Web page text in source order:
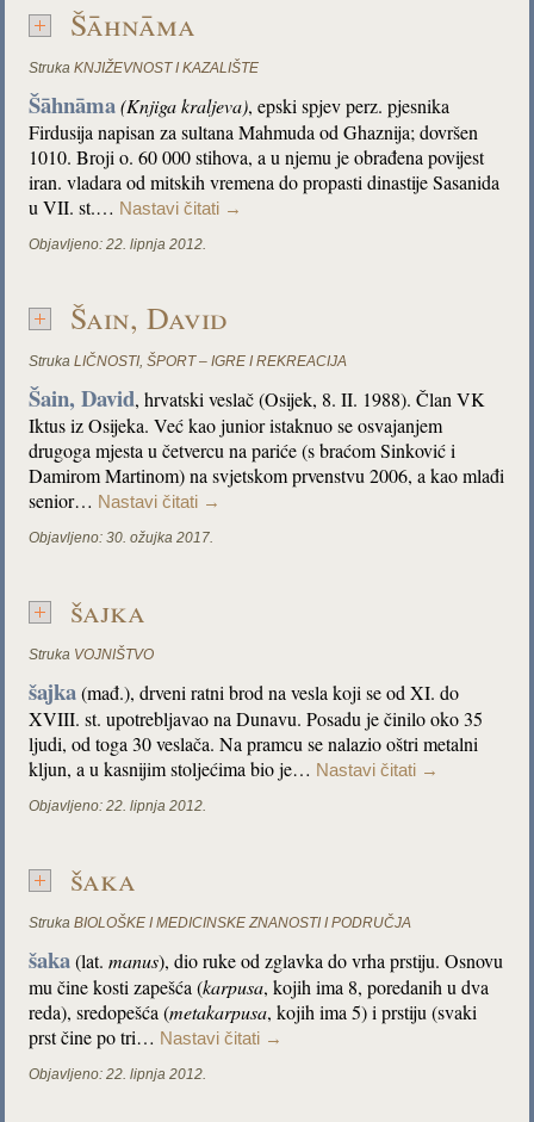
Šāhnāma
Struka KNJIŽEVNOST I KAZALIŠTE
Šāhnāma (Knjiga kraljeva), epski spjev perz. pjesnika
Firdusija napisan za sultana Mahmuda od Ghaznija; dovršen
1010. Broji o. 60 000 stihova, a u njemu je obrađena povijest
iran. vladara od mitskih vremena do propasti dinastije Sasanida
u VII. st.… Nastavi čitati →
Objavljeno: 22. lipnja 2012.
Šain, David
Struka LIČNOSTI,ŠPORT – IGRE I REKREACIJA
Šain, David, hrvatski veslač (Osijek, 8. II. 1988). Član VK
Iktus iz Osijeka. Već kao junior istaknuo se osvajanjem
drugoga mjesta u četvercu na pariće (s braćom Sinković i
Damirom Martinom) na svjetskom prvenstvu 2006, a kao mlađi
senior… Nastavi čitati →
Objavljeno: 30. ožujka 2017.
šajka
Struka VOJNIŠTVO
šajka(mađ.), drveni ratni brod na vesla koji se od XI. do
XVIII. st. upotrebljavao na Dunavu. Posadu je činilo oko 35
ljudi, od toga 30 veslača. Na pramcu se nalazio oštri metalni
kljun, a u kasnijim stoljećima bio je… Nastavi čitati →
Objavljeno: 22. lipnja 2012.
šaka
Struka BIOLOŠKE I MEDICINSKE ZNANOSTI I PODRUČJA
šaka(lat.manus), dio ruke od zglavka do vrha prstiju. Osnovu
mu čine kosti zapešća (karpusa, kojih ima 8, poredanih u dva
reda), sredopešća (metakarpusa, kojih ima 5) i prstiju (svaki
prst čine po tri… Nastavi čitati →
Objavljeno: 22. lipnja 2012.